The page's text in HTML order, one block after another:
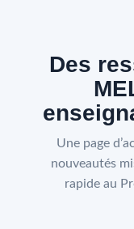
Des
Une page
nouveautés
rapide au